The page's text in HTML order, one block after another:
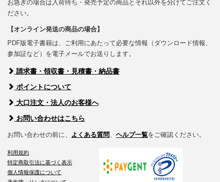
お急ぎの場合は入荷待ち・発売予定の商品とそれ以外を分けてご注文く
ださい。
【オンライン発送の商品の場合】
PDF版電子書籍は、ご利用にあたって必要な情報（ダウンロード情報、
参加証など）を電子メールでお送りします。
請求書・領収書・見積書・納品書
ポイントについて
大口注文・法人のお客様へ
お問い合わせはこちら
お問い合わせの前に、 よくある質問、 ヘルプ一覧をご確認ください。
利用規約
特定商取引法に基づく表示
個人情報保護について